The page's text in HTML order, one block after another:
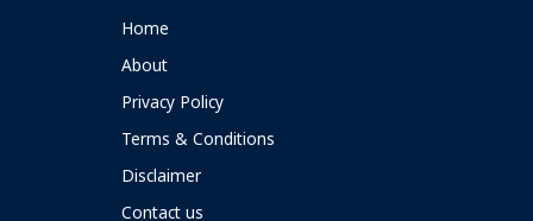
Home
About
Privacy Policy
Terms & Conditions
Disclaimer
Contact us